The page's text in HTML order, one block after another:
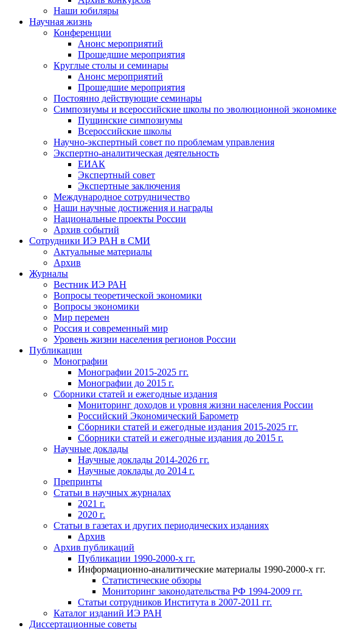
Наши юбиляры
Научная жизнь
Конференции
Анонс мероприятий
Прошедшие мероприятия
Круглые столы и семинары
Анонс мероприятий
Прошедшие мероприятия
Постоянно действующие семинары
Симпозиумы и всероссийские школы по эволюционной экономике
Пущинские симпозиумы
Всероссийские школы
Научно-экспертный совет по проблемам управления
Экспертно-аналитическая деятельность
ЕИАК
Экспертный совет
Экспертные заключения
Международное сотрудничество
Наши научные достижения и награды
Национальные проекты России
Архив событий
Сотрудники ИЭ РАН в СМИ
Актуальные материалы
Архив
Журналы
Вестник ИЭ РАН
Вопросы теоретической экономики
Вопросы экономики
Мир перемен
Россия и современный мир
Уровень жизни населения регионов России
Публикации
Монографии
Монографии 2015-2025 гг.
Монографии до 2015 г.
Сборники статей и ежегодные издания
Мониторинг доходов и уровня жизни населения России
Российский Экономический Барометр
Сборники статей и ежегодные издания 2015-2025 гг.
Сборники статей и ежегодные издания до 2015 г.
Научные доклады
Научные доклады 2014-2026 гг.
Научные доклады до 2014 г.
Препринты
Статьи в научных журналах
2021 г.
2020 г.
Статьи в газетах и других периодических изданиях
Архив
Архив публикаций
Публикации 1990-2000-х гг.
Информационно-аналитические материалы 1990-2000-х гг.
Статистические обзоры
Мониторинг законодательства РФ 1994-2009 гг.
Статьи сотрудников Института в 2007-2011 гг.
Каталог изданий ИЭ РАН
Диссертационные советы